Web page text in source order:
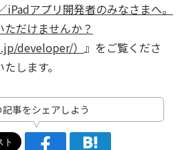
iPadアプリ開発者のみなさまへ。
だけませんか？
developer/） 』をご覧くださ
します。
記事をシェアしよう